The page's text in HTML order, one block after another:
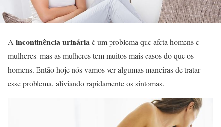
A incontinência urináriaé um problema que afeta homens e
mulheres, mas as mulheres tem muitos mais casos do que os
homens. Então hoje nós vamos ver algumas maneiras de tratar
esse problema, aliviando rapidamente os sintomas.